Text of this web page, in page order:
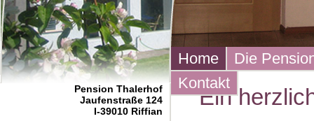
Home
Die
Kontakt
Pension Thalerhof
Jaufenstraße 124
I-39010 Riffian
Ein